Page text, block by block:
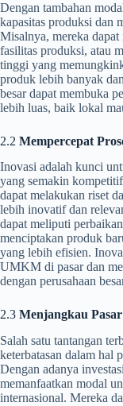
Dengan tambahan
kapasitas produksi dan
Misalnya, mereka dapat
fasilitas produksi, atau
tinggi yang
produk lebih banyak
besar dapat membuka
lebih luas, baik lokal
2.2 Mempercepat
Inovasi adalah kunci
yang semakin
dapat melakukan riset
lebih inovatif dan
dapat meliputi
menciptakan produk
yang lebih efisien.
UMKM di pasar dan
dengan perusahaan
2.3 Menjangkau
Salah satu tantangan
keterbatasan dalam hal
Dengan adanya
memanfaatkan modal
internasional. Mereka